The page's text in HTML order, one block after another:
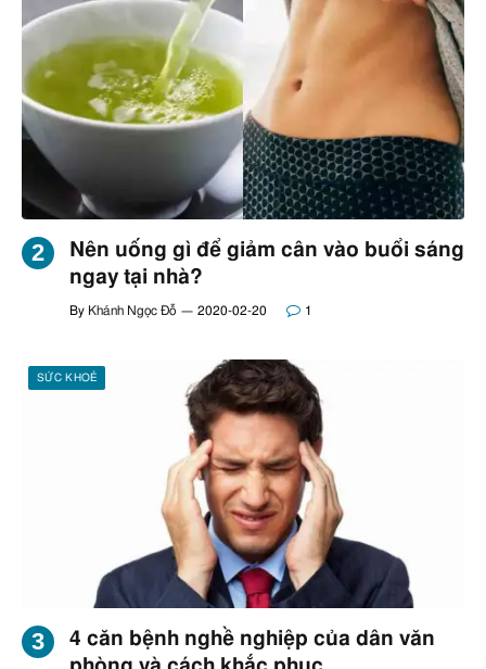
Nên uống gì để giảm cân vào buổi sáng
ngay tại nhà?
By Khánh Ngọc Đỗ 2020-02-20 1
SỨC KHOẺ
4 căn bệnh nghề nghiệp của dân văn